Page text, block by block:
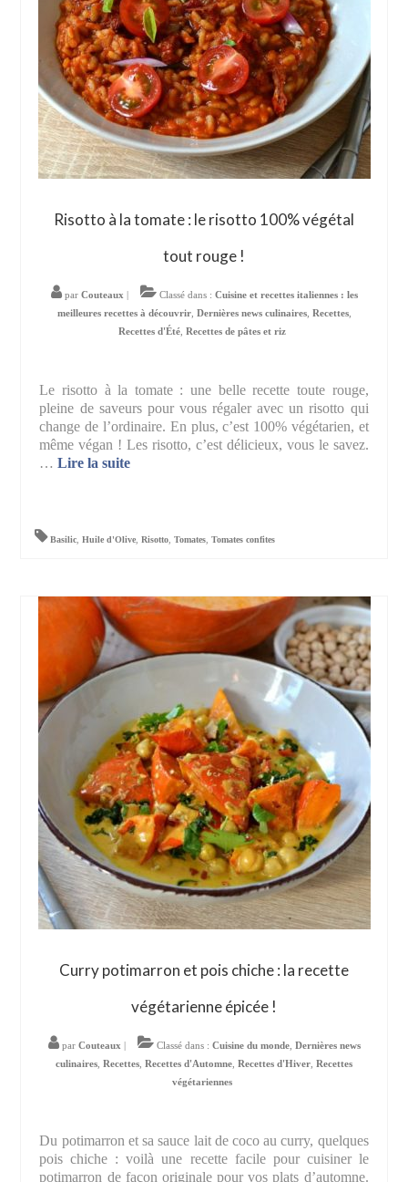
Risotto à la tomate : le risotto 100% végétal
tout rouge !
par Couteaux Classé dans : Cuisine et recettes italiennes : les
meilleures recettes à découvrir, Dernières news culinaires, Recettes,
Recettes d'Été, Recettes de pâtes et riz
Le risotto à la tomate : une belle recette toute rouge,
pleine de saveurs pour vous régaler avec un risotto qui
change de l’ordinaire. En plus, c’est 100% végétarien, et
même végan ! Les risotto, c’est délicieux, vous le savez.
…Lire la suite­­
Basilic,Huile d'Olive,Risotto,Tomates,Tomates confites
Curry potimarron et pois chiche : la recette
végétarienne épicée !
par Couteaux Classé dans : Cuisine du monde, Dernières news
culinaires Recettes Recettes d'Automne Recettes d'Hiver Recettes
végétariennes
Du potimarron et sa sauce lait de coco au curry, quelques
pois chiche : voilà une recette facile pour cuisiner le
potimarron de façon originale pour vos plats d’automne.